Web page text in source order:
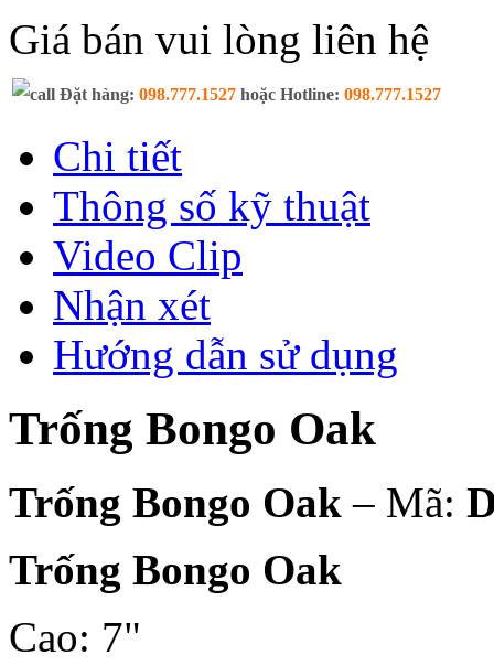
Giá bán vui lòng liên hệ
Đặt hàng: 098.777.1527 hoặc Hotline: 098.777.1527
Chi tiết
Thông số kỹ thuật
Video Clip
Nhận xét
Hướng dẫn sử dụng
Trống Bongo Oak
Trống Bongo Oak – Mã:
Trống Bongo Oak
Cao: 7"